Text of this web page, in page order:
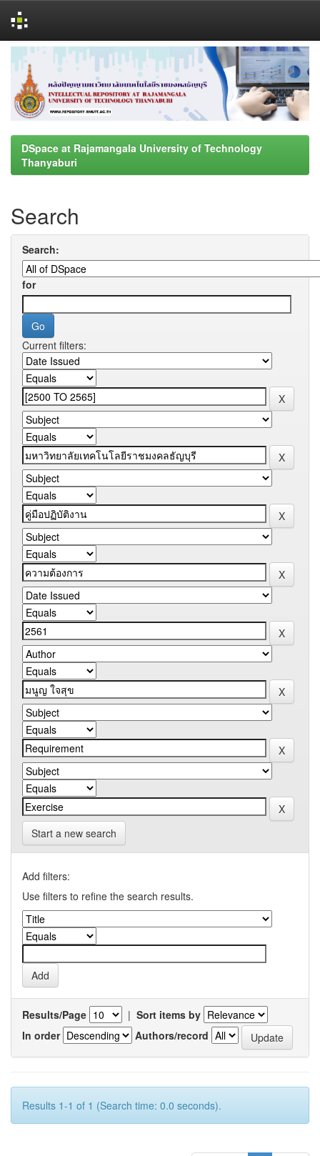
navigation
DSpace at Rajamangala University of Technology
Thanyaburi
Search
Search:
for
Current filters:
Start a new search
Add filters:
Use filters to refine the search results.
Results/Page | Sort items by
In order
Authors/record
Results 1-1 of 1 (Search time: 0.0 seconds).